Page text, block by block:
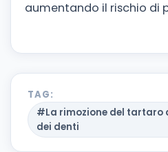
aumentando il rischio di
TAG:
#La rimozione del tartaro
dei denti